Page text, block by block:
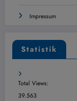
Impressum
Statistik
Total Views:
39.563